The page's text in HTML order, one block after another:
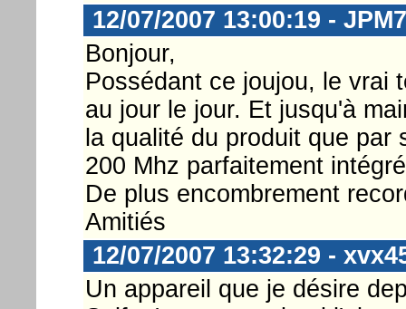
12/07/2007 13:00:19 -
Bonjour,
Possédant ce joujou, le vrai
au jour le jour. Et jusqu'à
la qualité du produit que
200 Mhz parfaitement
De plus encombrement
Amitiés
12/07/2007 13:32:29 -
Un appareil que je désire